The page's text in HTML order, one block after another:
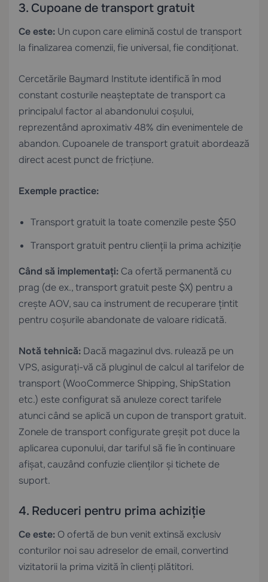
3. Cupoane de transport gratuit
Ce este: Un cupon care elimină costul de transport
la finalizarea comenzii, fie universal, fie condiționat.
Cercetările Baymard Institute identifică în mod
constant costurile neașteptate de transport ca
principalul factor al abandonului coșului,
reprezentând aproximativ 48% din evenimentele de
abandon. Cupoanele de transport gratuit abordează
direct acest punct de fricțiune.
Exemple practice:
Transport gratuit la toate comenzile peste $50
Transport gratuit pentru clienții la prima achiziție
Când să implementați: Ca ofertă permanentă cu
prag (de ex., transport gratuit peste $X) pentru a
crește AOV, sau ca instrument de recuperare țintit
pentru coșurile abandonate de valoare ridicată.
Notă tehnică: Dacă magazinul dvs. rulează pe un
VPS, asigurați-vă că pluginul de calcul al tarifelor de
transport (WooCommerce Shipping, ShipStation
etc.) este configurat să anuleze corect tarifele
atunci când se aplică un cupon de transport gratuit.
Zonele de transport configurate greșit pot duce la
aplicarea cuponului, dar tariful să fie în continuare
afișat, cauzând confuzie clienților și tichete de
suport.
4. Reduceri pentru prima achiziție
Ce este: O ofertă de bun venit extinsă exclusiv
conturilor noi sau adreselor de email, convertind
vizitatorii la prima vizită în clienți plătitori.